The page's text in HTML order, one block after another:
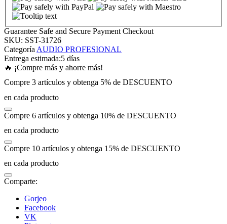
panel
panel
panel
panel
panel
panel
panel
panel
Guarantee Safe and Secure Payment Checkout
SKU: SST-31726
Categoría AUDIO PROFESIONAL
Entrega estimada:5 días
🔥 ¡Compre más y ahorre más!
Compre 3 artículos y obtenga 5% de DESCUENTO
en cada producto
Compre 6 artículos y obtenga 10% de DESCUENTO
en cada producto
Compre 10 artículos y obtenga 15% de DESCUENTO
en cada producto
Comparte:
Gorjeo
Facebook
VK